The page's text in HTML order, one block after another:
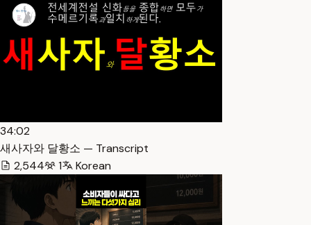
34:02
새사자와 달황소 — Transcript
2,544
1 Korean